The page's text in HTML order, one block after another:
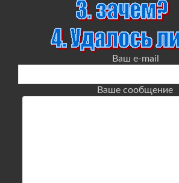
Ваш e-mail
Ваше сообщение